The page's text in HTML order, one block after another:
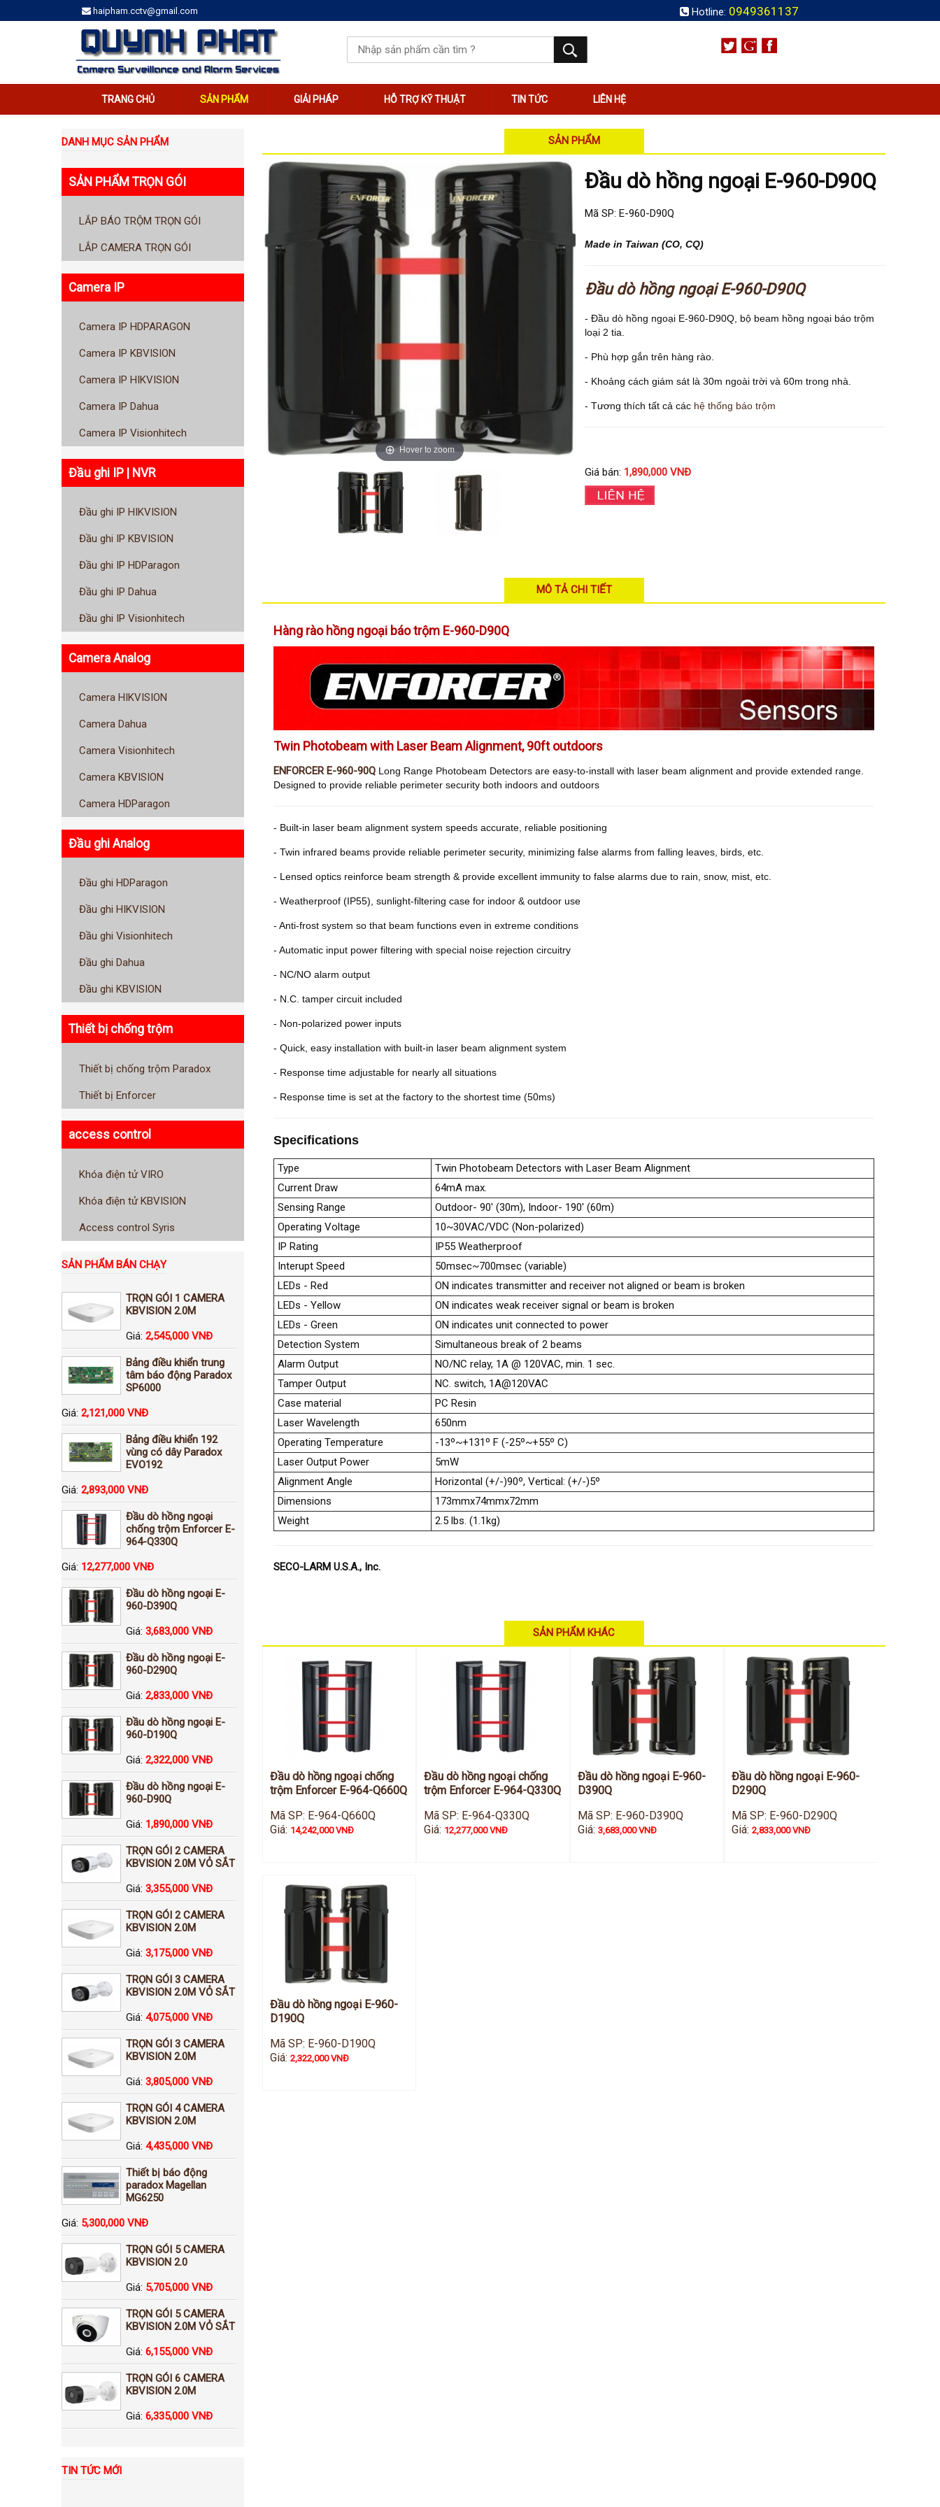
haipham.cctv@gmail.com Hotline: 0949361137
TRANG CHỦ SẢN PHẨM GIẢI PHÁP HỖ TRỢ KỸ THUẬT TIN TỨC LIÊN HỆ
DANH MỤC SẢN PHẨM
SẢN PHẨM TRỌN GÓI
LẮP BÁO TRỘM TRỌN GÓI
LẮP CAMERA TRỌN GÓI
Camera IP
Camera IP HDPARAGON
Camera IP KBVISION
Camera IP HIKVISION
Camera IP Dahua
Camera IP Visionhitech
Đầu ghi IP | NVR
Đầu ghi IP HIKVISION
Đầu ghi IP KBVISION
Đầu ghi IP HDParagon
Đầu ghi IP Dahua
Đầu ghi IP Visionhitech
Camera Analog
Camera HIKVISION
Camera Dahua
Camera Visionhitech
Camera KBVISION
Camera HDParagon
Đầu ghi Analog
Đầu ghi HDParagon
Đầu ghi HIKVISION
Đầu ghi Visionhitech
Đầu ghi Dahua
Đầu ghi KBVISION
Thiết bị chống trộm
Thiết bị chống trộm Paradox
Thiết bị Enforcer
access control
Khóa điện tử VIRO
Khóa điện tử KBVISION
Access control Syris
SẢN PHẨM BÁN CHẠY
TRỌN GÓI 1 CAMERA
KBVISION 2.0M
Giá: 2,545,000 VNĐ
Bảng điều khiển trung
tâm báo động Paradox
SP6000
Giá: 2,121,000 VNĐ
Bảng điều khiển 192
vùng có dây Paradox
EVO192
Giá: 2,893,000 VNĐ
Đầu dò hồng ngoại
chống trộm Enforcer E-
964-Q330Q
Giá: 12,277,000 VNĐ
Đầu dò hồng ngoại E-
960-D390Q
Giá: 3,683,000 VNĐ
Đầu dò hồng ngoại E-
960-D290Q
Giá: 2,833,000 VNĐ
Đầu dò hồng ngoại E-
960-D190Q
Giá: 2,322,000 VNĐ
Đầu dò hồng ngoại E-
960-D90Q
Giá: 1,890,000 VNĐ
TRỌN GÓI 2 CAMERA
KBVISION 2.0M VỎ SẮT
Giá: 3,355,000 VNĐ
TRỌN GÓI 2 CAMERA
KBVISION 2.0M
Giá: 3,175,000 VNĐ
TRỌN GÓI 3 CAMERA
KBVISION 2.0M VỎ SẮT
Giá: 4,075,000 VNĐ
TRỌN GÓI 3 CAMERA
KBVISION 2.0M
Giá: 3,805,000 VNĐ
TRỌN GÓI 4 CAMERA
KBVISION 2.0M
Giá: 4,435,000 VNĐ
Thiết bị báo động
paradox Magellan
MG6250
Giá: 5,300,000 VNĐ
TRỌN GÓI 5 CAMERA
KBVISION 2.0
Giá: 5,705,000 VNĐ
TRỌN GÓI 5 CAMERA
KBVISION 2.0M VỎ SẮT
Giá: 6,155,000 VNĐ
TRỌN GÓI 6 CAMERA
KBVISION 2.0M
Giá: 6,335,000 VNĐ
TIN TỨC MỚI
SẢN PHẨM
Hover to zoom
Đầu dò hồng ngoại E-960-D90Q
Mã SP: E-960-D90Q
Made in Taiwan (CO, CQ)
Đầu dò hồng ngoại E-960-D90Q
- Đầu dò hồng ngoại E-960-D90Q, bộ beam hồng ngoại báo trộm
loại 2 tia.
- Phù hợp gắn trên hàng rào.
- Khoảng cách giám sát là 30m ngoài trời và 60m trong nhà.
- Tương thích tất cả các hệ thống báo trộm
Giá bán: 1,890,000 VNĐ
MÔ TẢ CHI TIẾT
Hàng rào hồng ngoại báo trộm E-960-D90Q
Twin Photobeam with Laser Beam Alignment, 90ft outdoors
ENFORCER E-960-90Q Long Range Photobeam Detectors are easy-to-install with laser beam alignment and provide extended range.
Designed to provide reliable perimeter security both indoors and outdoors
- Built-in laser beam alignment system speeds accurate, reliable positioning
- Twin infrared beams provide reliable perimeter security, minimizing false alarms from falling leaves, birds, etc.
- Lensed optics reinforce beam strength & provide excellent immunity to false alarms due to rain, snow, mist, etc.
- Weatherproof (IP55), sunlight-filtering case for indoor & outdoor use
- Anti-frost system so that beam functions even in extreme conditions
- Automatic input power filtering with special noise rejection circuitry
- NC/NO alarm output
- N.C. tamper circuit included
- Non-polarized power inputs
- Quick, easy installation with built-in laser beam alignment system
- Response time adjustable for nearly all situations
- Response time is set at the factory to the shortest time (50ms)
Specifications
Type
Twin Photobeam Detectors with Laser Beam Alignment
Current Draw
64mA max.
Sensing Range
Outdoor- 90' (30m), Indoor- 190' (60m)
Operating Voltage
10~30VAC/VDC (Non-polarized)
IP Rating
IP55 Weatherproof
Interupt Speed
50msec~700msec (variable)
LEDs - Red
ON indicates transmitter and receiver not aligned or beam is broken
LEDs - Yellow
ON indicates weak receiver signal or beam is broken
LEDs - Green
ON indicates unit connected to power
Detection System
Simultaneous break of 2 beams
Alarm Output
NO/NC relay, 1A @ 120VAC, min. 1 sec.
Tamper Output
NC. switch, 1A@120VAC
Case material
PC Resin
Laser Wavelength
650nm
Operating Temperature
-13º~+131º F (-25º~+55º C)
Laser Output Power
5mW
Alignment Angle
Horizontal (+/-)90º, Vertical: (+/-)5º
Dimensions
173mmx74mmx72mm
Weight
2.5 lbs. (1.1kg)
SECO-LARM U.S.A., Inc.
SẢN PHẨM KHÁC
Đầu dò hồng ngoại chống
trộm Enforcer E-964-Q660Q
Mã SP: E-964-Q660Q
Giá: 14,242,000 VNĐ
Đầu dò hồng ngoại chống
trộm Enforcer E-964-Q330Q
Mã SP: E-964-Q330Q
Giá: 12,277,000 VNĐ
Đầu dò hồng ngoại E-960-
D390Q
Mã SP: E-960-D390Q
Giá:3,683,000 VNĐ
Đầu dò hồng ngoại E-960-
D290Q
Mã SP: E-960-D290Q
Giá:2,833,000 VNĐ
Đầu dò hồng ngoại E-960-
D190Q
Mã SP: E-960-D190Q
Giá: 2,322,000 VNĐ